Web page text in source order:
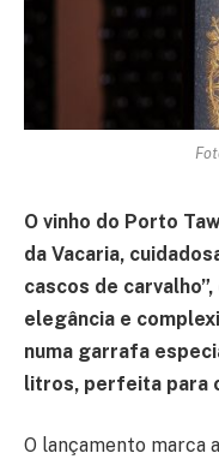
O vinho do Porto
da Vacaria,
cascos de
elegância e
numa garrafa
litros, perfeita para
O lançamento marca